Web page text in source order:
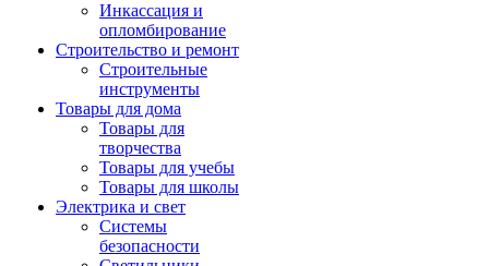
Инкассация и
опломбирование
Строительство и ремонт
Строительные
инструменты
Товары для дома
Товары для
творчества
Товары для учебы
Товары для школы
Электрика и свет
Системы
безопасности